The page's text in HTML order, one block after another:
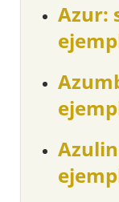
Azur: